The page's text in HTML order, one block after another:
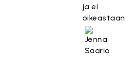
ja ei
oikeastaan